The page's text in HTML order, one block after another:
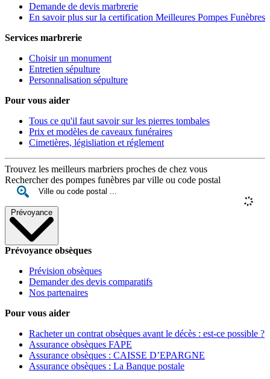
Demande de devis marbrerie
En savoir plus sur la certification Meilleures Pompes Funèbres
Services marbrerie
Choisir un monument
Entretien sépulture
Personnalisation sépulture
Pour vous aider
Tous ce qu'il faut savoir sur les pierres tombales
Prix et modèles de caveaux funéraires
Cimetières, législiation et réglement
Trouvez les meilleurs marbriers proches de chez vous
Rechercher des pompes funèbres par ville ou code postal
Prévoyance
Prévoyance obsèques
Prévision obsèques
Demander des devis comparatifs
Nos partenaires
Pour vous aider
Racheter un contrat obsèques avant le décès : est-ce possible ?
Assurance obsèques FAPE
Assurance obsèques : CAISSE D’EPARGNE
Assurance obsèques : La Banque postale